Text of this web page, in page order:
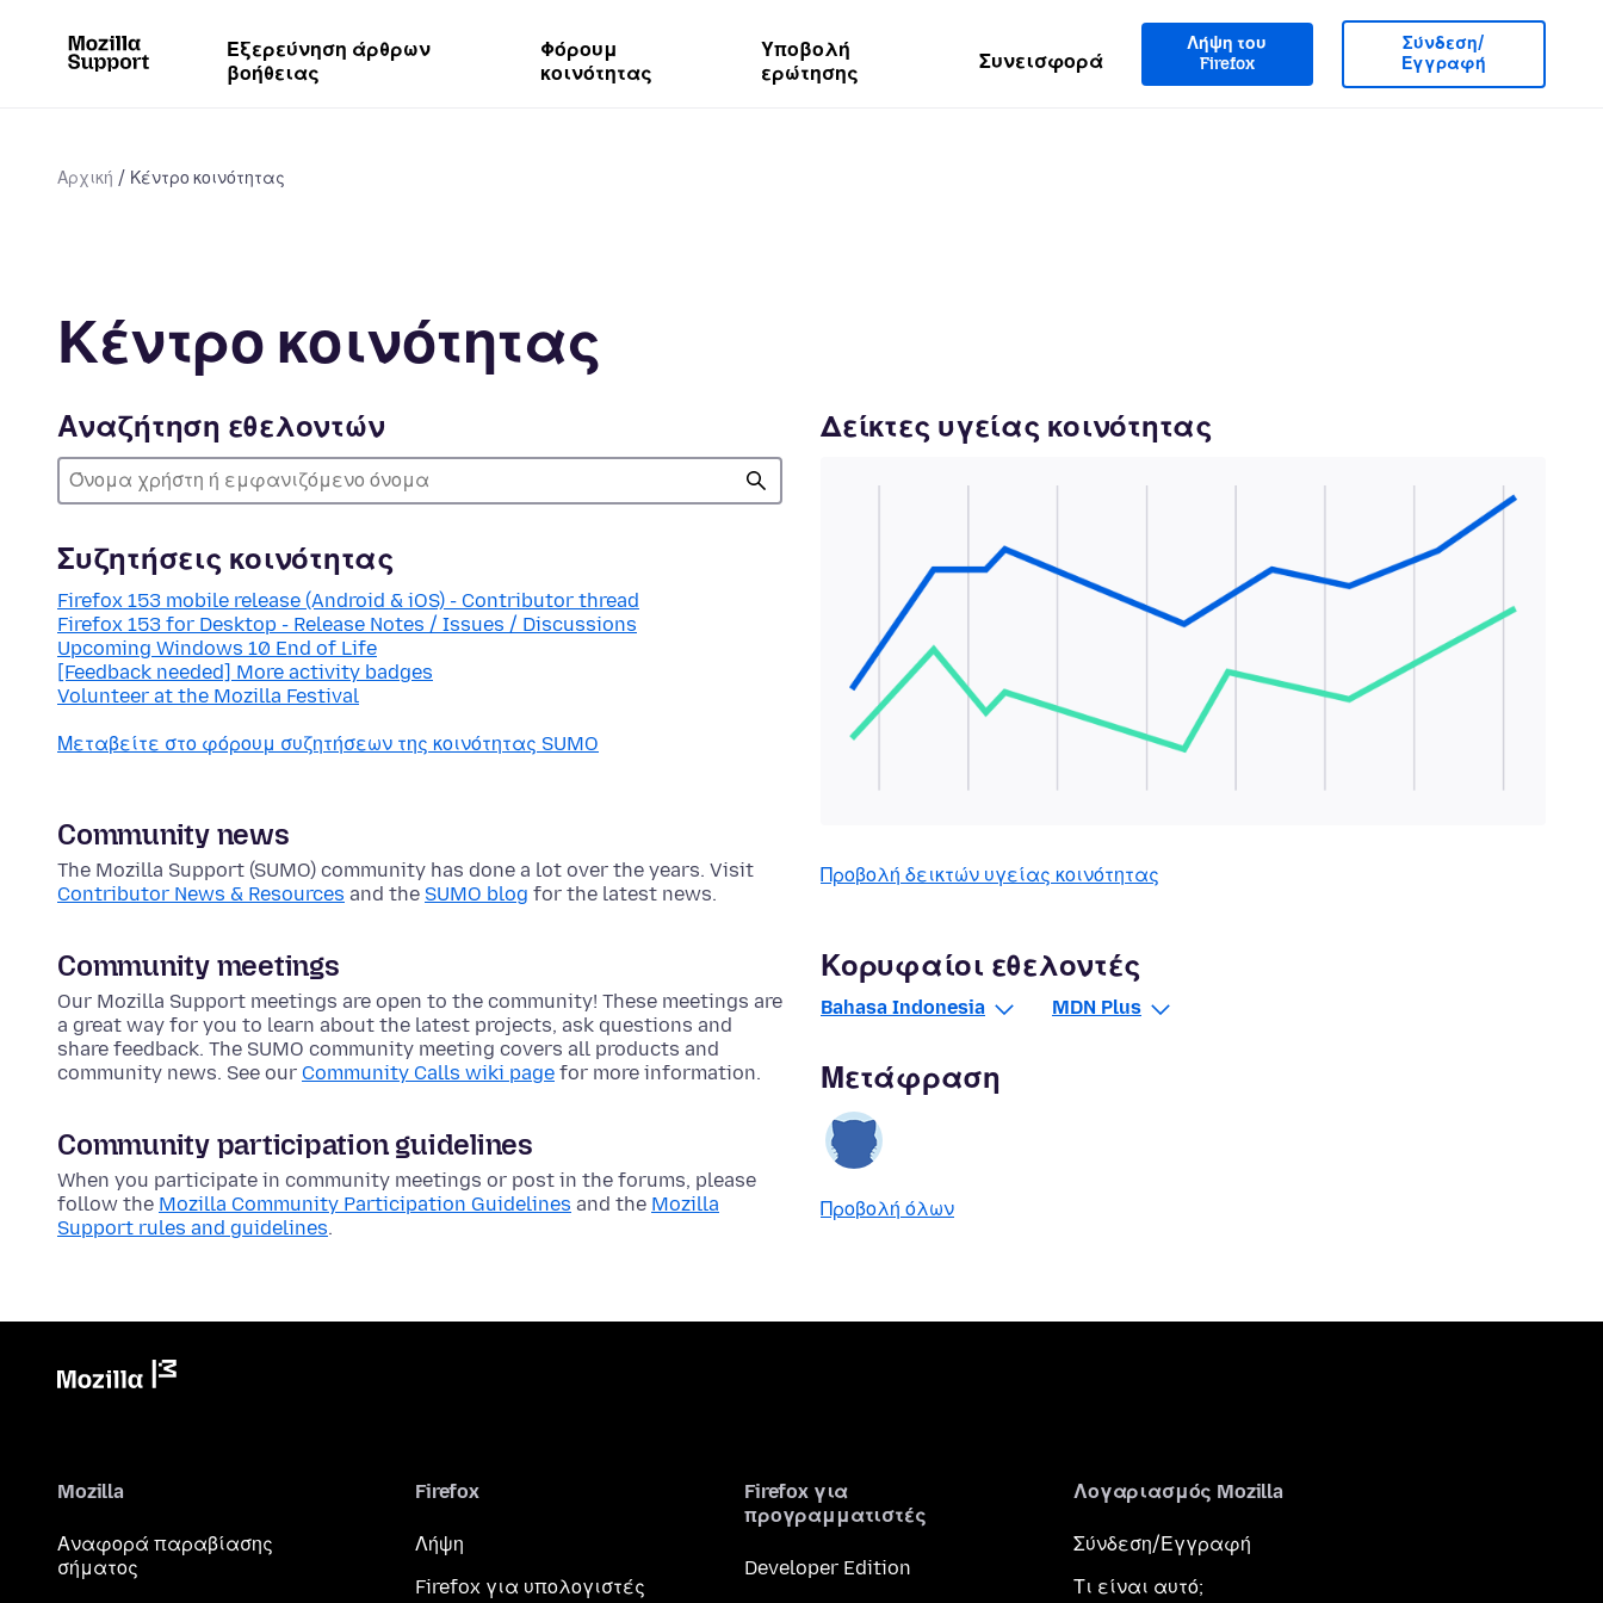
Εξερεύνηση άρθρων
βοήθειας
Φόρουμ
κοινότητας
Υποβολή
ερώτησης
Συνεισφορά
Λήψη του
Firefox
Σύνδεση/
Εγγραφή
Αρχική Κέντρο κοινότητας
Κέντρο κοινότητας
Αναζήτηση εθελοντών
Συζητήσεις κοινότητας
Firefox 153 mobile release (Android & iOS) - Contributor thread
Firefox 153 for Desktop - Release Notes / Issues / Discussions
Upcoming Windows 10 End of Life
[Feedback needed] More activity badges
Volunteer at the Mozilla Festival
Μεταβείτε στο φόρουμ συζητήσεων της κοινότητας SUMO
Community news
The Mozilla Support (SUMO) community has done a lot over the years. Visit
Contributor News & Resources and the SUMO blog for the latest news.
Community meetings
Our Mozilla Support meetings are open to the community! These meetings are
a great way for you to learn about the latest projects, ask questions and
share feedback. The SUMO community meeting covers all products and
community news. See our Community Calls wiki page for more information.
Community participation guidelines
When you participate in community meetings or post in the forums, please
follow the Mozilla Community Participation Guidelines and the Mozilla
Support rules and guidelines.
Δείκτες υγείας κοινότητας
Προβολή δεικτών υγείας κοινότητας
Κορυφαίοι εθελοντές
Bahasa Indonesia MDN Plus
Μετάφραση
Προβολή όλων
Mozilla
Αναφορά παραβίασης
σήματος
Firefox
Λήψη
Firefox για υπολογιστές
Firefox για
προγραμματιστές
Developer Edition
Λογαριασμός Mozilla
Σύνδεση/Εγγραφή
Τι είναι αυτό;